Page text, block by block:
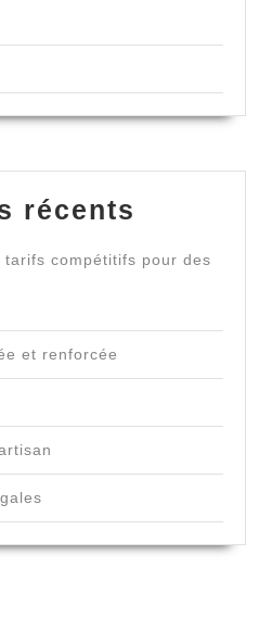
récents
compétitifs pour des
et renforcée